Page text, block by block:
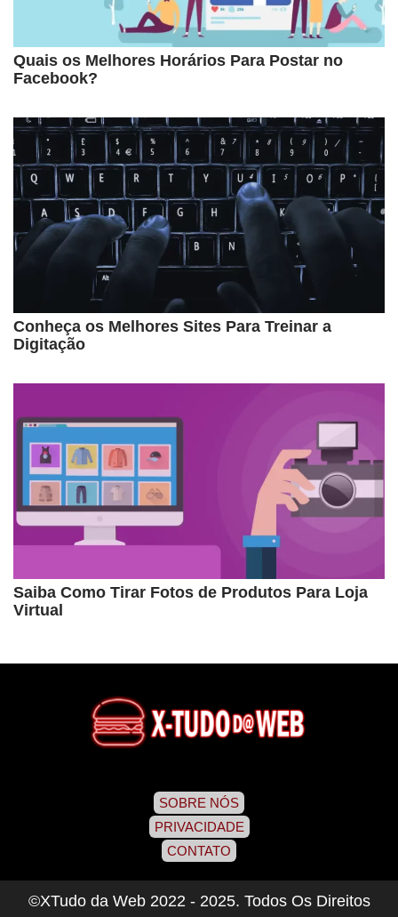
Quais os Melhores Horários Para Postar no
Facebook?
Conheça os Melhores Sites Para Treinar a
Digitação
Saiba Como Tirar Fotos de Produtos Para Loja
Virtual
SOBRE NÓS
PRIVACIDADE
CONTATO
©XTudo da Web 2022 - 2025. Todos Os Direitos